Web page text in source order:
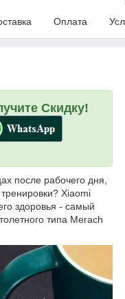
Оплата
Скидку!
после рабочего дня,
Xiaomi
здоровья - самый
типа Merach